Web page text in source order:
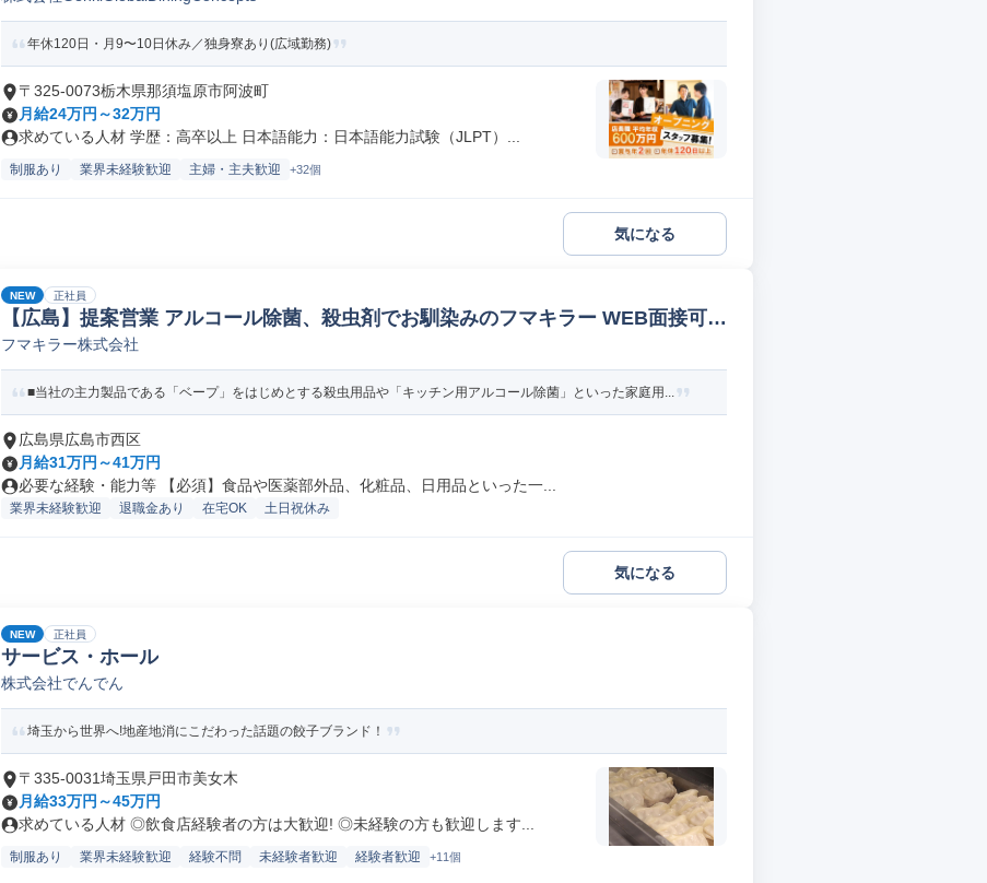
年休120日・月9〜10日休み／独身寮あり(広域勤務)
〒325-0073栃木県那須塩原市阿波町
月給24万円～32万円
求めている人材 学歴：高卒以上 日本語能力：日本語能力試験（JLPT）...
制服あり 業界未経験歓迎 主婦・主夫歓迎 +32個
気になる
NEW 正社員
【広島】提案営業 アルコール除菌、殺虫剤でお馴染みのフマキラー WEB面接可
日用品/アパレル/インテリア法人営業
フマキラー株式会社
■当社の主力製品である「ベープ」をはじめとする殺虫用品や「キッチン用アルコール除菌」といった家庭用...
広島県広島市西区
月給31万円～41万円
必要な経験・能力等 【必須】食品や医薬部外品、化粧品、日用品といった一...
業界未経験歓迎 退職金あり 在宅OK 土日祝休み
気になる
NEW 正社員
サービス・ホール
株式会社でんでん
埼玉から世界へ!地産地消にこだわった話題の餃子ブランド！
〒335-0031埼玉県戸田市美女木
月給33万円～45万円
求めている人材 ◎飲食店経験者の方は大歓迎! ◎未経験の方も歓迎します...
制服あり 業界未経験歓迎 経験不問 未経験者歓迎 経験者歓迎 +11個